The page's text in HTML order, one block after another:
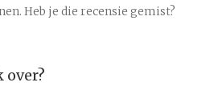
Heb je die recensie gemist?
over?